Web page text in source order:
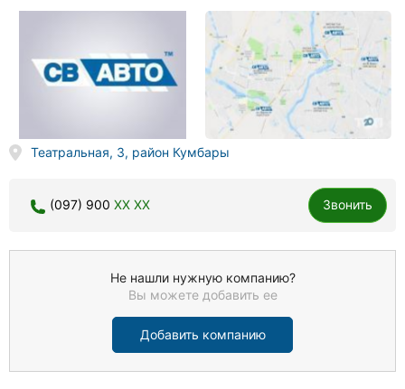
Театральная, 3, район Кумбары
(097) 900 XX XX Звонить
Не нашли нужную компанию?
Вы можете добавить ее
Добавить компанию